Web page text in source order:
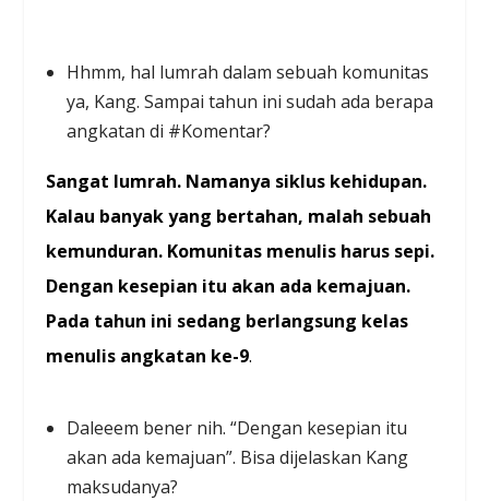
Hhmm, hal lumrah dalam sebuah komunitas
ya, Kang. Sampai tahun ini sudah ada berapa
angkatan di #Komentar?
Sangat lumrah. Namanya siklus kehidupan.
Kalau banyak yang bertahan, malah sebuah
kemunduran. Komunitas menulis harus sepi.
Dengan kesepian itu akan ada kemajuan.
Pada tahun ini sedang berlangsung kelas
menulis angkatan ke-9.
Daleeem bener nih. “Dengan kesepian itu
akan ada kemajuan”. Bisa dijelaskan Kang
maksudanya?